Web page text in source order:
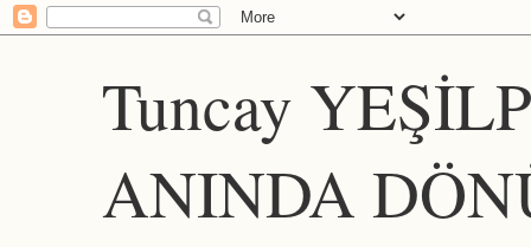
Tuncay
ANINDA